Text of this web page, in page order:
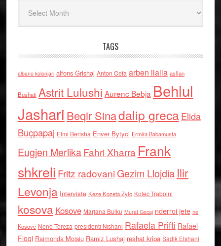
TAGS
albano kolonjari alfons Grishaj Anton Cefa arben llalla asllan
Bushati Astrit Lulushi Aurenc Bebja Behlul
Jashari Beqir Sinadalip grecaElida
Buçpapaj Elmi Berisha Enver Bytyci Ermira Babamusta
Eugjen MerlikaFahri Xharra Frank
shkreli Fritz radovaniGezim Llojdia Ilir
Levonja Interviste Keze Kozeta Zylo Kolec Traboini
kosova Kosove Marjana Bulku Murat Gecaj nderroi jete ne
Kosove Nene Tereza presidenti Nishani Rafaela Prifti Rafael
Floqi Raimonda Moisiu Ramiz Lushaj reshat kripa Sadik Elshani